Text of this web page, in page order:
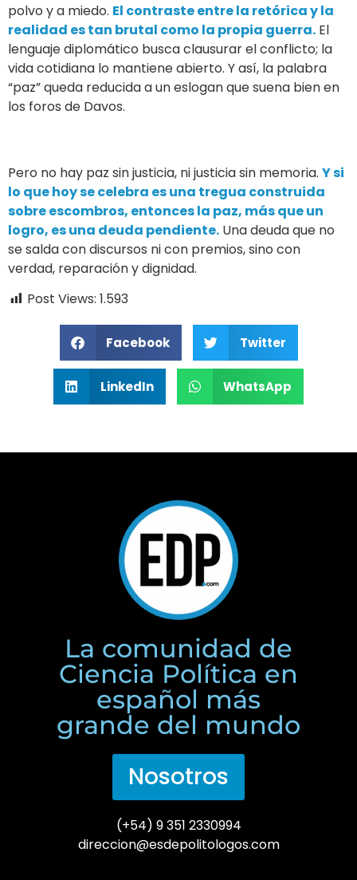
polvo y a miedo. El contraste entre la retórica y la
realidad es tan brutal como la propia guerra. El
lenguaje diplomático busca clausurar el conflicto; la
vida cotidiana lo mantiene abierto. Y así, la palabra
“paz” queda reducida a un eslogan que suena bien en
los foros de Davos.
Pero no hay paz sin justicia, ni justicia sin memoria. Y si
lo que hoy se celebra es una tregua construida
sobre escombros, entonces la paz, más que un
logro, es una deuda pendiente. Una deuda que no
se salda con discursos ni con premios, sino con
verdad, reparación y dignidad.
Post Views: 1.593
Facebook Twitter
LinkedIn WhatsApp
La comunidad de
Ciencia Política en
español más
grande del mundo
Nosotros
(+54) 9 351 2330994
direccion@esdepolitologos.com